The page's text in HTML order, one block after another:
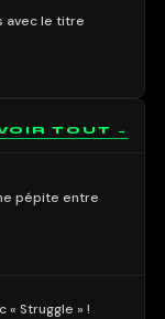
avec le titre
TOUT →
pépite entre
« Struggle » !